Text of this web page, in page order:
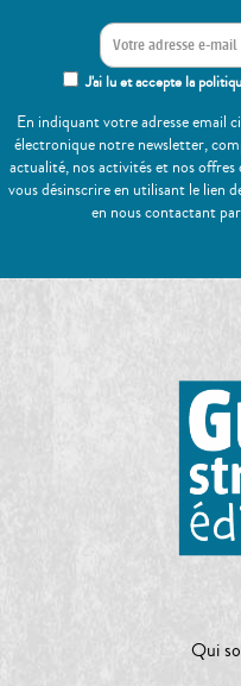
J'ai lu et accepte la
En indiquant votre adresse email
électronique notre newsletter,
actualité, nos activités et nos
vous désinscrire en utilisant le lien
en nous contactant
Qui